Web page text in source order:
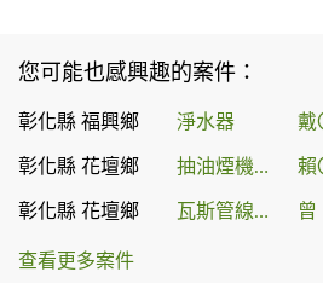
您可能也感興趣的案件：
彰化縣 福興鄉 淨水器 戴
彰化縣 花壇鄉 抽油煙機裝修 賴
彰化縣 花壇鄉 瓦斯管線更換 曾
查看更多案件